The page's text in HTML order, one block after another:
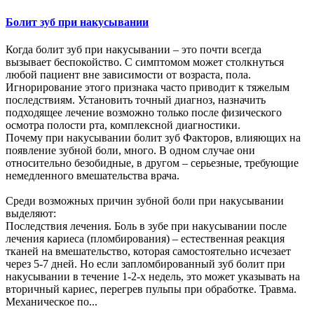
Болит зуб при накусывании
Когда болит зуб при накусывании – это почти всегда
вызывает беспокойство. С симптомом может столкнуться
любой пациент вне зависимости от возраста, пола.
Игнорирование этого признака часто приводит к тяжелым
последствиям. Установить точный диагноз, назначить
подходящее лечение возможно только после физического
осмотра полости рта, комплексной диагностики.
Почему при накусывании болит зуб Факторов, влияющих на
появление зубной боли, много. В одном случае они
относительно безобидные, в другом – серьезные, требующие
немедленного вмешательства врача.
Среди возможных причин зубной боли при накусывании
выделяют:
Последствия лечения. Боль в зубе при накусывании после
лечения кариеса (пломбирования) – естественная реакция
тканей на вмешательство, которая самостоятельно исчезает
через 5-7 дней. Но если запломбированный зуб болит при
накусывании в течение 1-2-х недель, это может указывать на
вторичный кариес, перегрев пульпы при обработке. Травма.
Механическое по...